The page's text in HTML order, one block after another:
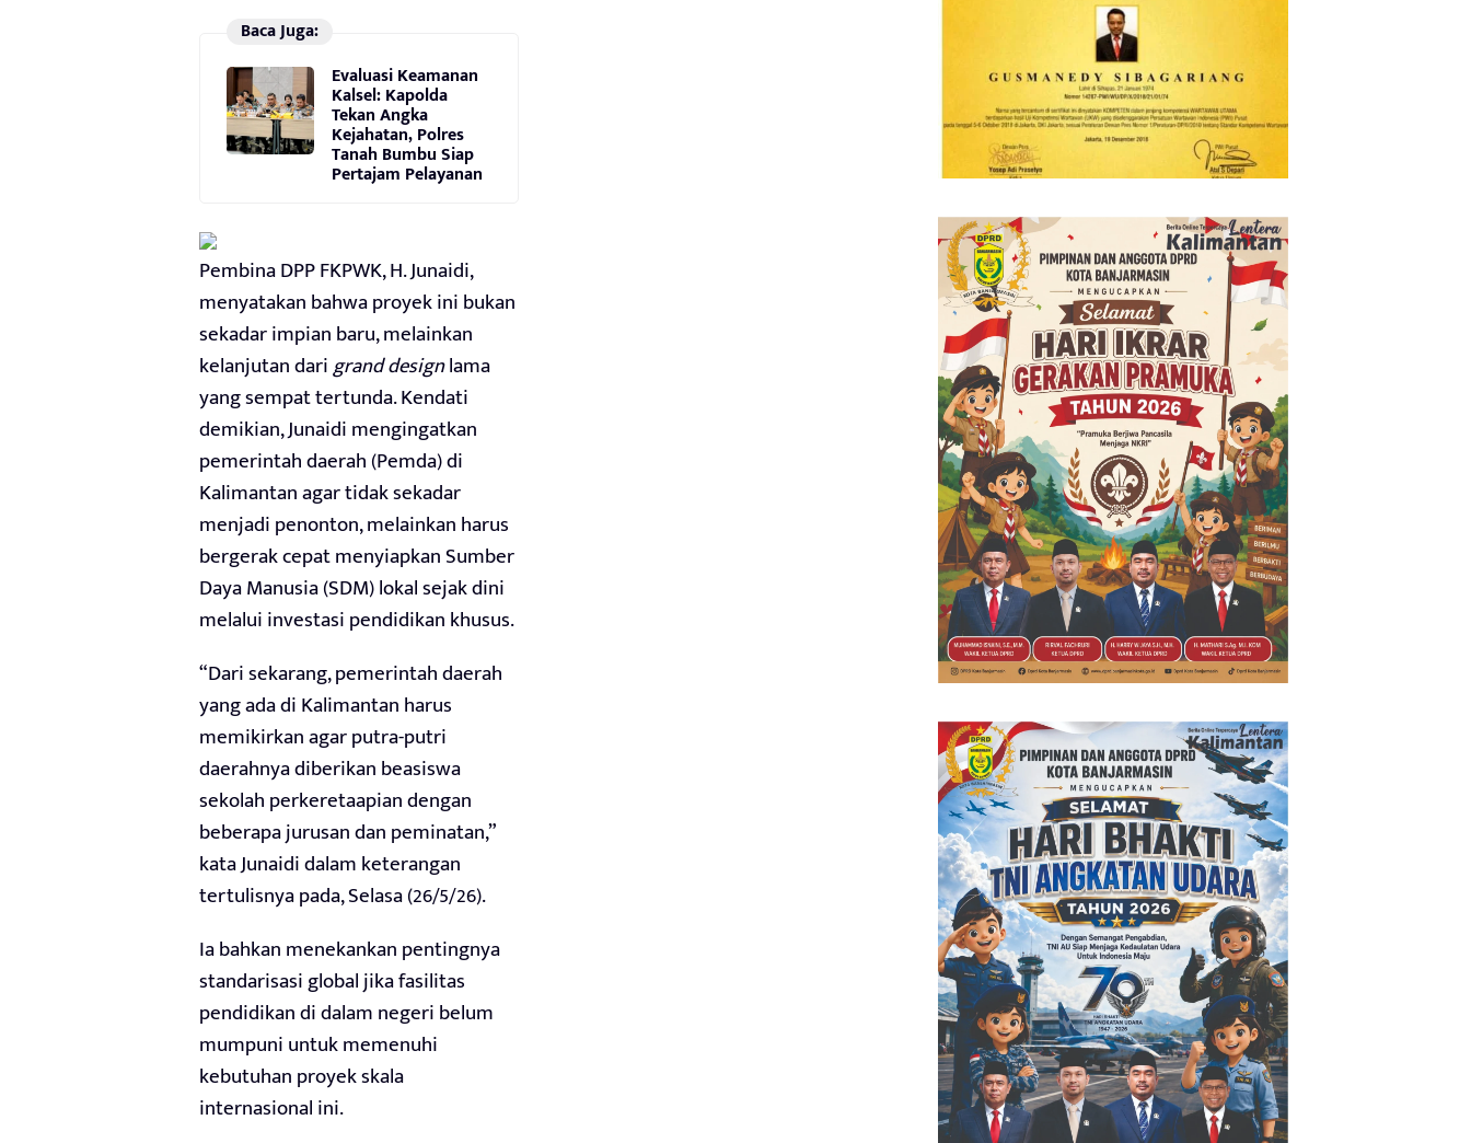
Baca Juga:
Evaluasi Keamanan
Kalsel: Kapolda
Tekan Angka
Kejahatan, Polres
Tanah Bumbu Siap
Pertajam Pelayanan
Pembina DPP FKPWK, H. Junaidi,
menyatakan bahwa proyek ini bukan
sekadar impian baru, melainkan
kelanjutan darigrand designlama
yang sempat tertunda. Kendati
demikian, Junaidi mengingatkan
pemerintah daerah (Pemda) di
Kalimantan agar tidak sekadar
menjadi penonton, melainkan harus
bergerak cepat menyiapkan Sumber
Daya Manusia (SDM) lokal sejak dini
melalui investasi pendidikan khusus.
“Dari sekarang, pemerintah daerah
yang ada di Kalimantan harus
memikirkan agar putra-putri
daerahnya diberikan beasiswa
sekolah perkeretaapian dengan
beberapa jurusan dan peminatan,”
kata Junaidi dalam keterangan
tertulisnya pada, Selasa (26/5/26).
Ia bahkan menekankan pentingnya
standarisasi global jika fasilitas
pendidikan di dalam negeri belum
mumpuni untuk memenuhi
kebutuhan proyek skala
internasional ini.